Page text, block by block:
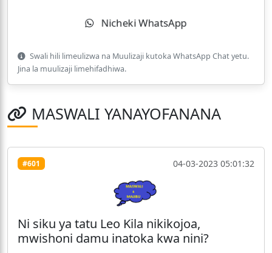
Nicheki WhatsApp
Swali hili limeulizwa na Muulizaji kutoka WhatsApp Chat yetu.
Jina la muulizaji limehifadhiwa.
MASWALI YANAYOFANANA
#601 04-03-2023 05:01:32
Ni siku ya tatu Leo Kila nikikojoa,
mwishoni damu inatoka kwa nini?